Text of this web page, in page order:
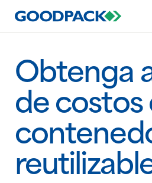
Obtenga
de costos